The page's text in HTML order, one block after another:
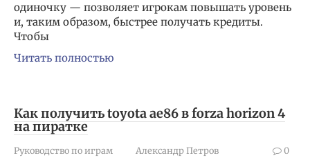
одиночку — позволяет игрокам повышать уровень
и, таким образом, быстрее получать кредиты.
Чтобы
Читать полностью
Как получить toyota ae86 в forza horizon 4
на пиратке
Руководство по играм Александр Петров 0